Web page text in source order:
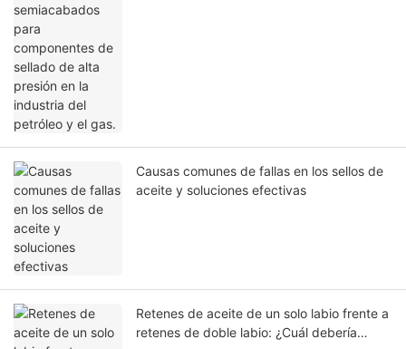
Causas comunes de fallas en los sellos de
aceite y soluciones efectivas
Retenes de aceite de un solo labio frente a
retenes de doble labio: ¿Cuál debería